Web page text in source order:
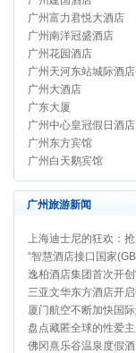
广州富力君悦大酒店
广州南洋冠盛酒店
广州花园酒店
广州大酒店
广东大厦
广州中心皇冠假日酒店
广州东方宾馆
广州白天鹅宾馆
广州旅游新闻